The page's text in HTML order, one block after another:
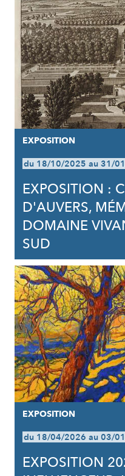
EXPOSITION
du 18/10/2025 au 31/
EXPOSITION :
D'AUVERS,
DOMAINE
SUD
EXPOSITION
du 18/04/2026 au 03/
EXPOSITION